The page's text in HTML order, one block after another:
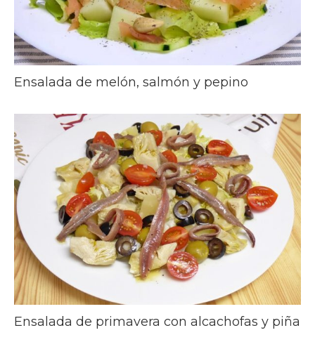
Ensalada de melón, salmón y pepino
Ensalada de primavera con alcachofas y piña